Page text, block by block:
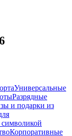
Универсальные
Разрядные
и подарки из
Корпоративные